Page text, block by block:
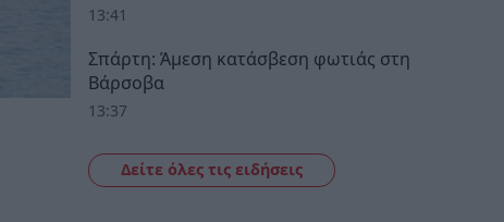
13:41
Σπάρτη: Άμεση κατάσβεση φωτιάς στη
Βάρσοβα
13:37
Δείτε όλες τις ειδήσεις